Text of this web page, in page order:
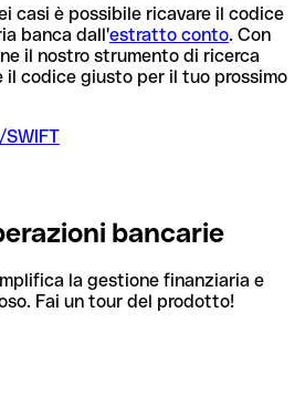
casi è possibile ricavare il codice
banca dall'estratto conto. Con
il nostro strumento di ricerca
il codice giusto per il tuo prossimo
bancarie
la gestione finanziaria e
Fai un tour del prodotto!